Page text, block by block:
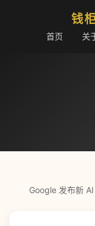
钱
首页 关
Google 发布新